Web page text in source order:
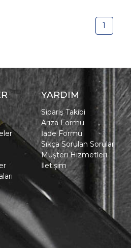
1
YARDIM
Sipariş Takibi
Arıza Formu
İade Formu
Sıkça Sorulan Sorular
Müşteri Hizmetleri
İletişim